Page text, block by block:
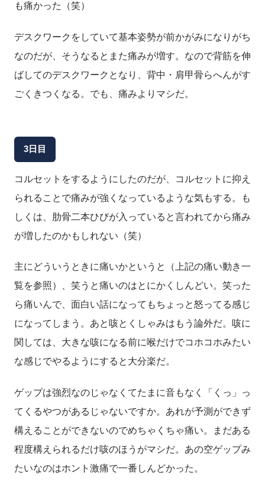
も痛かった（笑）
デスクワークをしていて基本姿勢が前かがみになりがち
なのだが、そうなるとまた痛みが増す。なので背筋を伸
ばしてのデスクワークとなり、背中・肩甲骨らへんがす
ごくきつくなる。でも、痛みよりマシだ。
3日目
コルセットをするようにしたのだが、コルセットに抑え
られることで痛みが強くなっているような気もする。も
しくは、肋骨二本ひびが入っていると言われてから痛み
が増したのかもしれない（笑）
主にどういうときに痛いかというと（上記の痛い動き一
覧を参照）、笑うと痛いのはとにかくしんどい。笑った
ら痛いんで、面白い話になってもちょっと怒ってる感じ
になってしまう。あと咳とくしゃみはもう論外だ。咳に
関しては、大きな咳になる前に喉だけでコホコホみたい
な感じでやるようにすると大分楽だ。
ゲップは強烈なのじゃなくてたまに音もなく「くっ」っ
てくるやつがあるじゃないですか。あれが予測ができず
構えることができないのでめちゃくちゃ痛い。まだある
程度構えられるだけ咳のほうがマシだ。あの空ゲップみ
たいなのはホント激痛で一番しんどかった。